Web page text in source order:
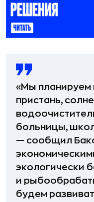
«Мы планируем
пристань,
больницы,
— сообщил
экологически
и
будем